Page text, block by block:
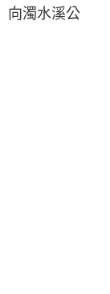
向濁水溪公